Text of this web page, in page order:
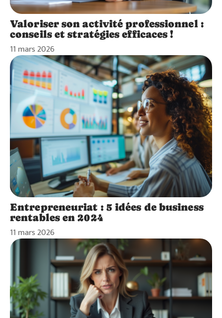
Valoriser son activité professionnel :
conseils et stratégies efficaces !
11 mars 2026
Entrepreneuriat : 5 idées de business
rentables en 2024
11 mars 2026